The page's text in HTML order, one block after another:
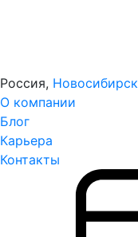
Россия, Новосибирск
О компании
Блог
Карьера
Контакты